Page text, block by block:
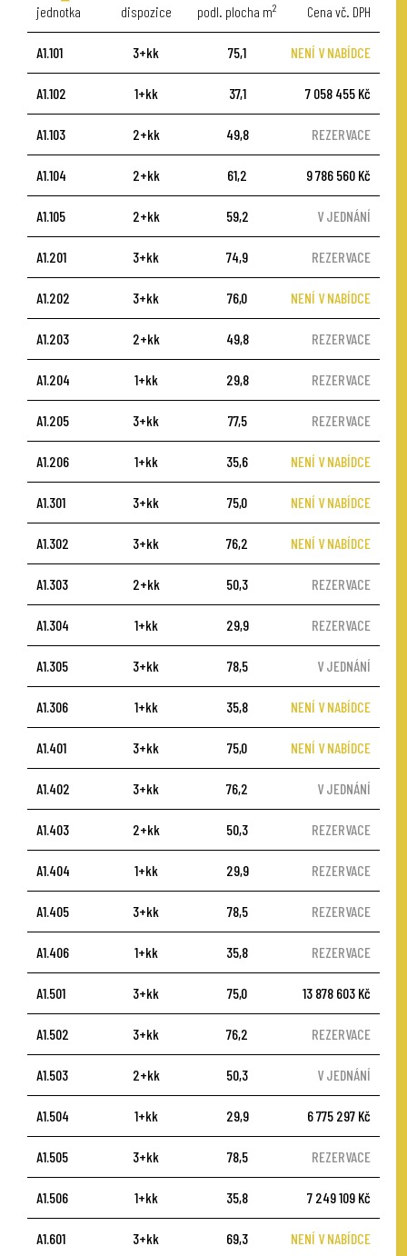
jednotka dispozice podl. plocha m2 Cena vč. DPH
A1.101 3+kk 75,1 NENÍ V NABÍDCE
A1.102 1+kk 37,1 7 058 455 Kč
A1.103 2+kk 49,8 REZERVACE
A1.104 2+kk 61,2 9 786 560 Kč
A1.105 2+kk 59,2 V JEDNÁNÍ
A1.201 3+kk 74,9 REZERVACE
A1.202 3+kk 76,0 NENÍ V NABÍDCE
A1.203 2+kk 49,8 REZERVACE
A1.204 1+kk 29,8 REZERVACE
A1.205 3+kk 77,5 REZERVACE
A1.206 1+kk 35,6 NENÍ V NABÍDCE
A1.301 3+kk 75,0 NENÍ V NABÍDCE
A1.302 3+kk 76,2 NENÍ V NABÍDCE
A1.303 2+kk 50,3 REZERVACE
A1.304 1+kk 29,9 REZERVACE
A1.305 3+kk 78,5 V JEDNÁNÍ
A1.306 1+kk 35,8 NENÍ V NABÍDCE
A1.401 3+kk 75,0 NENÍ V NABÍDCE
A1.402 3+kk 76,2 V JEDNÁNÍ
A1.403 2+kk 50,3 REZERVACE
A1.404 1+kk 29,9 REZERVACE
A1.405 3+kk 78,5 REZERVACE
A1.406 1+kk 35,8 REZERVACE
A1.501 3+kk 75,0 13 878 603 Kč
A1.502 3+kk 76,2 REZERVACE
A1.503 2+kk 50,3 V JEDNÁNÍ
A1.504 1+kk 29,9 6 775 297 Kč
A1.505 3+kk 78,5 REZERVACE
A1.506 1+kk 35,8 7 249 109 Kč
A1.601 3+kk 69,3 NENÍ V NABÍDCE